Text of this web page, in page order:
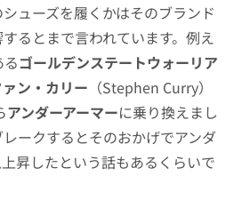
ューズを履くかはそのブランド
るとまで言われています。例え
ゴールデンステートウォーリア
ン・カリー （Stephen Curry）
アンダーアーマーに乗り換えまし
ークするとそのおかげでアンダ
昇したという話もあるくらいで